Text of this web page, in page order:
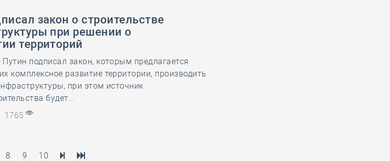
закон о строительстве
при решении о
территорий
подписал закон, которым предлагается
комплексное развитие территории, производить
при этом источник
будет...
1765
8 9 10